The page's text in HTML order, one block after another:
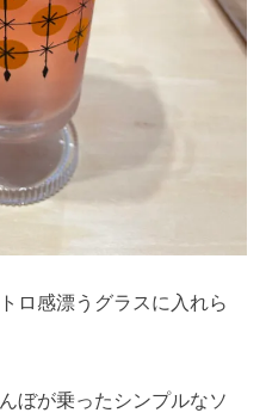
ロ感漂うグラスに入れら
ぼが乗ったシンプルなソ